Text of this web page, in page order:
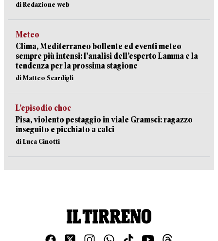
di Redazione web
Meteo
Clima, Mediterraneo bollente ed eventi meteo
sempre più intensi: l’analisi dell’esperto Lamma e la
tendenza per la prossima stagione
di Matteo Scardigli
L’episodio choc
Pisa, violento pestaggio in viale Gramsci: ragazzo
inseguito e picchiato a calci
di Luca Cinotti